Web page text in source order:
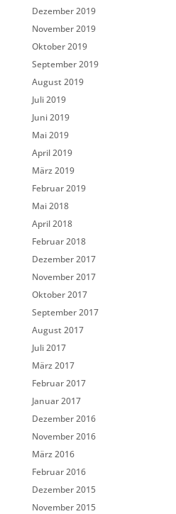
Dezember 2019
November 2019
Oktober 2019
September 2019
August 2019
Juli 2019
Juni 2019
Mai 2019
April 2019
März 2019
Februar 2019
Mai 2018
April 2018
Februar 2018
Dezember 2017
November 2017
Oktober 2017
September 2017
August 2017
Juli 2017
März 2017
Februar 2017
Januar 2017
Dezember 2016
November 2016
März 2016
Februar 2016
Dezember 2015
November 2015